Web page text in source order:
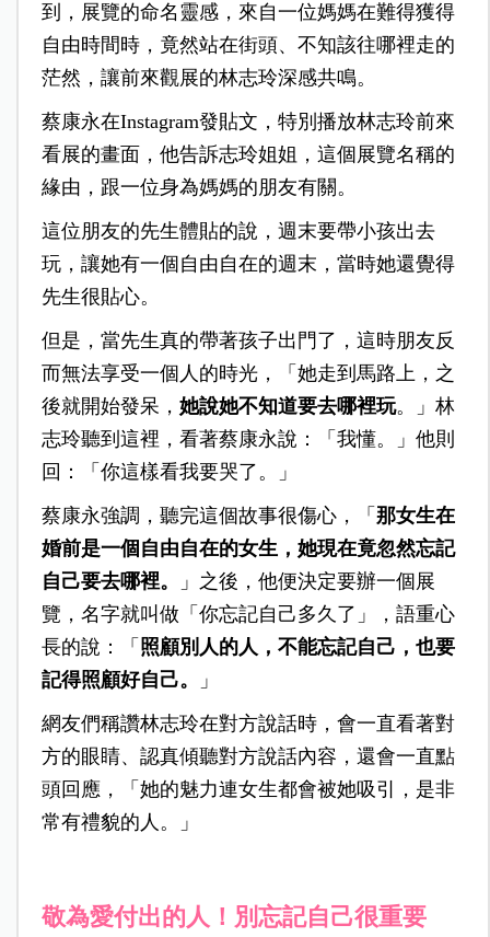
到，展覽的命名靈感，來自一位媽媽在難得獲得
自由時間時，竟然站在街頭、不知該往哪裡走的
茫然，讓前來觀展的林志玲深感共鳴。
蔡康永在Instagram發貼文，特別播放林志玲前來
看展的畫面，他告訴志玲姐姐，這個展覽名稱的
緣由，跟一位身為媽媽的朋友有關。
這位朋友的先生體貼的說，週末要帶小孩出去
玩，讓她有一個自由自在的週末，當時她還覺得
先生很貼心。
但是，當先生真的帶著孩子出門了，這時朋友反
而無法享受一個人的時光，「她走到馬路上，之
後就開始發呆， 她說她不知道要去哪裡玩。」林
志玲聽到這裡，看著蔡康永說：「我懂。」他則
回：「你這樣看我要哭了。」
蔡康永強調，聽完這個故事很傷心，「 那女生在
婚前是一個自由自在的女生，她現在竟忽然忘記
自己要去哪裡。
」之後，他便決定要辦一個展
覽，名字就叫做「你忘記自己多久了」，語重心
長的說：「 照顧別人的人，不能忘記自己，也要
記得照顧好自己。
」
網友們稱讚林志玲在對方說話時，會一直看著對
方的眼睛、認真傾聽對方說話內容，還會一直點
頭回應，「她的魅力連女生都會被她吸引，是非
常有禮貌的人。」
敬為愛付出的人！別忘記自己很重要